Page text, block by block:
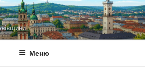
Меню